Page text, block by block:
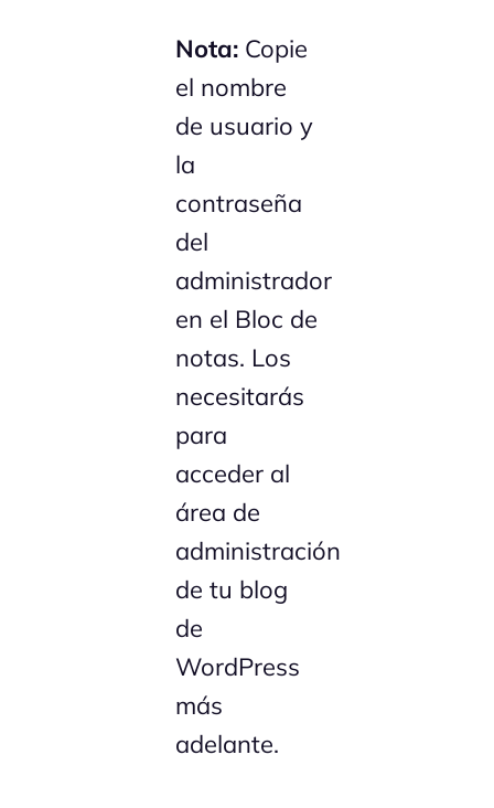
Nota: Copie
el nombre
de usuario y
la
contraseña
del
administrador
en el Bloc de
notas. Los
necesitarás
para
acceder al
área de
administración
de tu blog
de
WordPress
más
adelante.